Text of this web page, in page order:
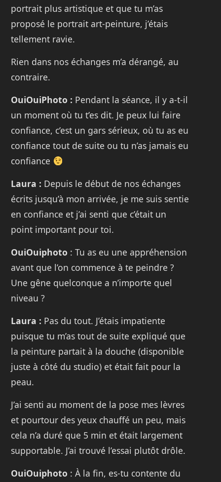
portrait plus artistique et que tu m’as
proposé le portrait art-peinture, j’étais
tellement ravie.
Rien dans nos échanges m’a dérangé, au
contraire.
OuiOuiPhoto : Pendant la séance, il y a-t-il
un moment où tu t’es dit. Je peux lui faire
confiance, c’est un gars sérieux, où tu as eu
confiance tout de suite ou tu n’as jamais eu
confiance
Laura : Depuis le début de nos échanges
écrits jusqu’à mon arrivée, je me suis sentie
en confiance et j’ai senti que c’était un
point important pour toi.
OuiOuiphoto : Tu as eu une appréhension
avant que l’on commence à te peindre ?
Une gêne quelconque a n’importe quel
niveau ?
Laura : Pas du tout. J’étais impatiente
puisque tu m’as tout de suite expliqué que
la peinture partait à la douche (disponible
juste à côté du studio) et était fait pour la
peau.
J’ai senti au moment de la pose mes lèvres
et pourtour des yeux chauffé un peu, mais
cela n’a duré que 5 min et était largement
supportable. J’ai trouvé l’essai plutôt drôle.
OuiOuiphoto : À la fin, es-tu contente du